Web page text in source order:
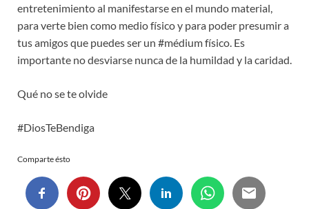
entretenimiento al manifestarse en el mundo material,
para verte bien como medio físico y para poder presumir a
tus amigos que puedes ser un #médium físico. Es
importante no desviarse nunca de la humildad y la caridad.
Qué no se te olvide
#DiosTeBendiga
Comparte ésto